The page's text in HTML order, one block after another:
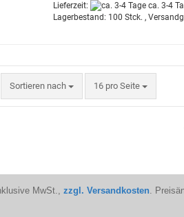
Lieferzeit:
ca. 3-4
Lagerbestand: 100 Stck. ,
Sortieren nach 16 pro Seite
MwSt., zzgl. Versandkosten.